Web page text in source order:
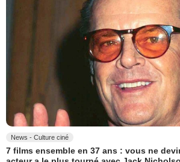
News - Culture ciné
7 films ensemble en 37 ans : vous ne